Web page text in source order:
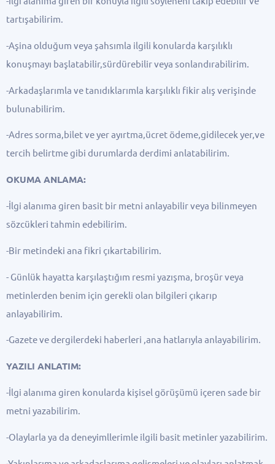
tartışabilirim.
-Aşina olduğum veya şahsımla ilgili konularda karşılıklı
konuşmayı başlatabilir,sürdürebilir veya sonlandırabilirim.
-Arkadaşlarımla ve tanıdıklarımla karşılıklı fikir alış verişinde
bulunabilirim.
-Adres sorma,bilet ve yer ayırtma,ücret ödeme,gidilecek yer,ve
tercih belirtme gibi durumlarda derdimi anlatabilirim.
OKUMA ANLAMA:
-İlgi alanıma giren basit bir metni anlayabilir veya bilinmeyen
sözcükleri tahmin edebilirim.
-Bir metindeki ana fikri çıkartabilirim.
- Günlük hayatta karşılaştığım resmi yazışma, broşür veya
metinlerden benim için gerekli olan bilgileri çıkarıp
anlayabilirim.
-Gazete ve dergilerdeki haberleri ,ana hatlarıyla anlayabilirim.
YAZILI ANLATIM:
-İlgi alanıma giren konularda kişisel görüşümü içeren sade bir
metni yazabilirim.
-Olaylarla ya da deneyimllerimle ilgili basit metinler yazabilirim.